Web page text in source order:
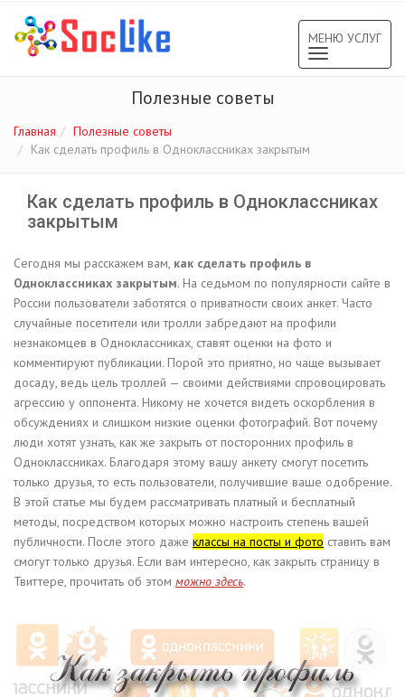
МЕНЮ УСЛУГ
navigation
Полезные советы
Главная
Полезные советы
Как сделать профиль в Одноклассниках закрытым
Как сделать профиль в Одноклассниках
закрытым
Сегодня мы расскажем вам, как сделать профиль в
Одноклассниках закрытым. На седьмом по популярности сайте в
России пользователи заботятся о приватности своих анкет. Часто
случайные посетители или тролли забредают на профили
незнакомцев в Одноклассниках, ставят оценки на фото и
комментируют публикации. Порой это приятно, но чаще вызывает
досаду, ведь цель троллей — своими действиями спровоцировать
агрессию у оппонента. Никому не хочется видеть оскорбления в
обсуждениях и слишком низкие оценки фотографий. Вот почему
люди хотят узнать, как же закрыть от посторонних профиль в
Одноклассниках. Благодаря этому вашу анкету смогут посетить
только друзья, то есть пользователи, получившие ваше одобрение.
В этой статье мы будем рассматривать платный и бесплатный
методы, посредством которых можно настроить степень вашей
публичности. После этого даже классы на посты и фото ставить вам
смогут только друзья. Если вам интересно, как закрыть страницу в
Твиттере, прочитать об этом можно здесь.